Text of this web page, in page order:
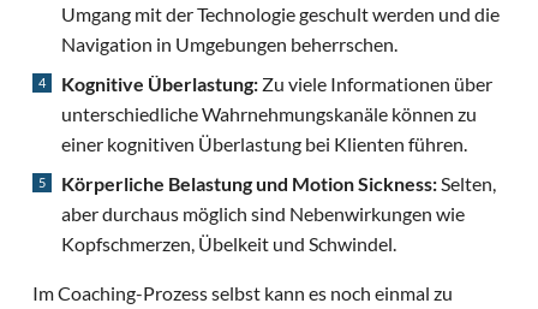
Umgang mit der Technologie geschult werden und die
Navigation in Umgebungen beherrschen.
Kognitive Überlastung: Zu viele Informationen über
unterschiedliche Wahrnehmungskanäle können zu
einer kognitiven Überlastung bei Klienten führen.
Körperliche Belastung und Motion Sickness: Selten,
aber durchaus möglich sind Nebenwirkungen wie
Kopfschmerzen, Übelkeit und Schwindel.
Im Coaching-Prozess selbst kann es noch einmal zu